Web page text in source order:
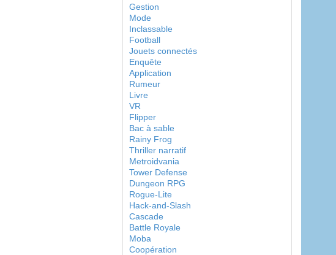
Gestion
Mode
Inclassable
Football
Jouets connectés
Enquête
Application
Rumeur
Livre
VR
Flipper
Bac à sable
Rainy Frog
Thriller narratif
Metroidvania
Tower Defense
Dungeon RPG
Rogue-Lite
Hack-and-Slash
Cascade
Battle Royale
Moba
Coopération